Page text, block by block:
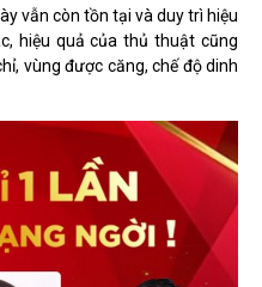
vẫn còn tồn tại và duy trì hiệu
hiệu quả của thủ thuật cũng
vùng được căng, chế độ dinh